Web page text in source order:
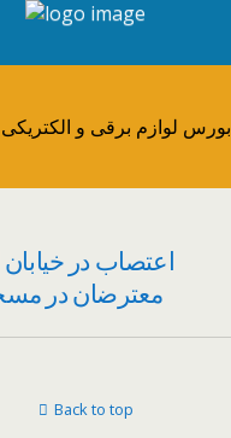
Tags › بورس لوازم برقی و الکتریکی
اعتصاب در خیابان
معترضان در
Back to top